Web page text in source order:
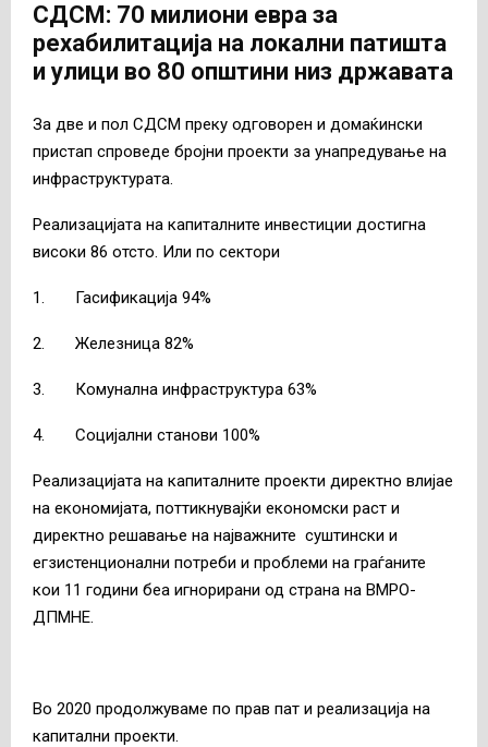
СДСМ: 70 милиони евра за
рехабилитација на локални патишта
и улици во 80 општини низ државата
За две и пол СДСМ преку одговорен и домаќински
пристап спроведе бројни проекти за унапредување на
инфраструктурата.
Реализацијата на капиталните инвестиции достигна
високи 86 отсто. Или по сектори
1. Гасификација 94%
2. Железница 82%
3. Комунална инфраструктура 63%
4. Социјални станови 100%
Реализацијата на капиталните проекти директно влијае
на економијата, поттикнувајќи економски раст и
директно решавање на најважните суштински и
егзистенционални потреби и проблеми на граѓаните
кои 11 години беа игнорирани од страна на ВМРО-
ДПМНЕ.
Во 2020 продолжуваме по прав пат и реализација на
капитални проекти.